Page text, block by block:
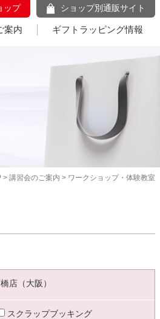
ップ ショップ別通販サイト
案内 ギフトラッピング情報
> 講習会のご案内 > ワークショップ・体験教室
店（大阪）
スクラップブッキング